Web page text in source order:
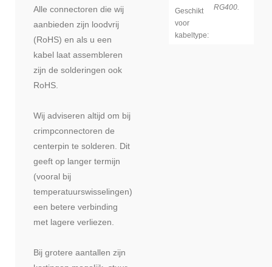
Alle connectoren die wij
aanbieden zijn loodvrij
(RoHS) en als u een
kabel laat assembleren
zijn de solderingen ook
RoHS.
Wij adviseren altijd om bij
crimpconnectoren de
centerpin te solderen. Dit
geeft op langer termijn
(vooral bij
temperatuurswisselingen)
een betere verbinding
met lagere verliezen.
Bij grotere aantallen zijn
Geschikt
voor
kabeltype:
RG400.